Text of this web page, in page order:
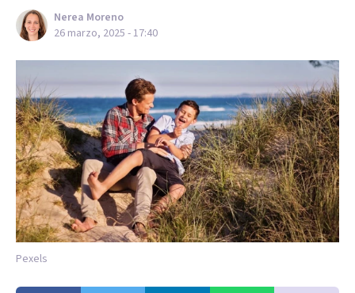
Nerea Moreno
26 marzo, 2025 - 17:40
Pexels